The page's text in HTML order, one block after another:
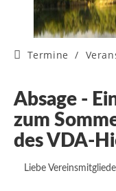
Termine /
Absage -
zum
des VDA-
Liebe